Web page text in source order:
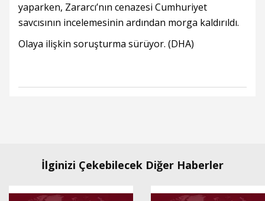
yaparken, Zararcı’nın cenazesi Cumhuriyet
savcısının incelemesinin ardından morga kaldırıldı.
Olaya ilişkin soruşturma sürüyor. (DHA)
İlginizi Çekebilecek Diğer Haberler